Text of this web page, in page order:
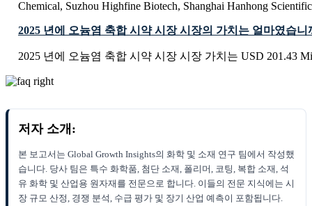
Chemical, Suzhou Highfine Biotech, Shanghai Hanhong Scientific
2025 년에 오늄염 축합 시약 시장 시장의 가치는 얼마였습니
2025 년에 오늄염 축합 시약 시장 시장 가치는 USD 201.43
저자 소개:
본 보고서는 Global Growth Insights의 화학 및 소재 연구 팀에서 작성했
습니다. 당사 팀은 특수 화학품, 첨단 소재, 폴리머, 코팅, 복합 소재, 석
유 화학 및 산업용 원자재를 전문으로 합니다. 이들의 전문 지식에는 시
장 규모 산정, 경쟁 분석, 수급 평가 및 장기 산업 예측이 포함됩니다.